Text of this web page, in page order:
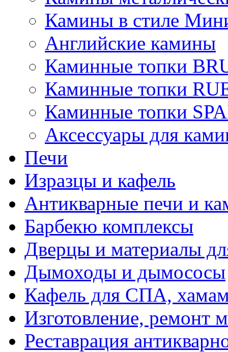
Камины в стиле
Английские камины
Каминные топки
Каминные топки
Каминные топки
Аксессуары для
Печи
Изразцы и кафель
Антикварные печи и
Барбекю комплексы
Дверцы и материалы
Дымоходы и дымососы
Кафель для СПА,
Изготовление, ремонт
Реставрация